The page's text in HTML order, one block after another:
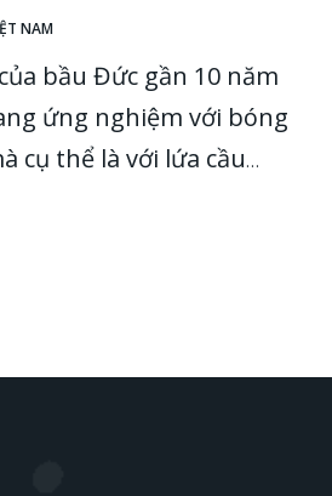
NAM
bầu Đức gần 10 năm
ứng nghiệm với bóng
cụ thể là với lứa cầu
của bóng đá nước